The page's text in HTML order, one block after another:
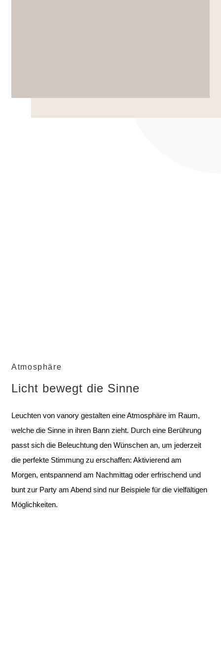
Atmosphäre
Licht bewegt die Sinne
Leuchten von vanory gestalten eine Atmosphäre im Raum,
welche die Sinne in ihren Bann zieht. Durch eine Berührung
passt sich die Beleuchtung den Wünschen an, um jederzeit
die perfekte Stimmung zu erschaffen: Aktivierend am
Morgen, entspannend am Nachmittag oder erfrischend und
bunt zur Party am Abend sind nur Beispiele für die vielfältigen
Möglichkeiten.